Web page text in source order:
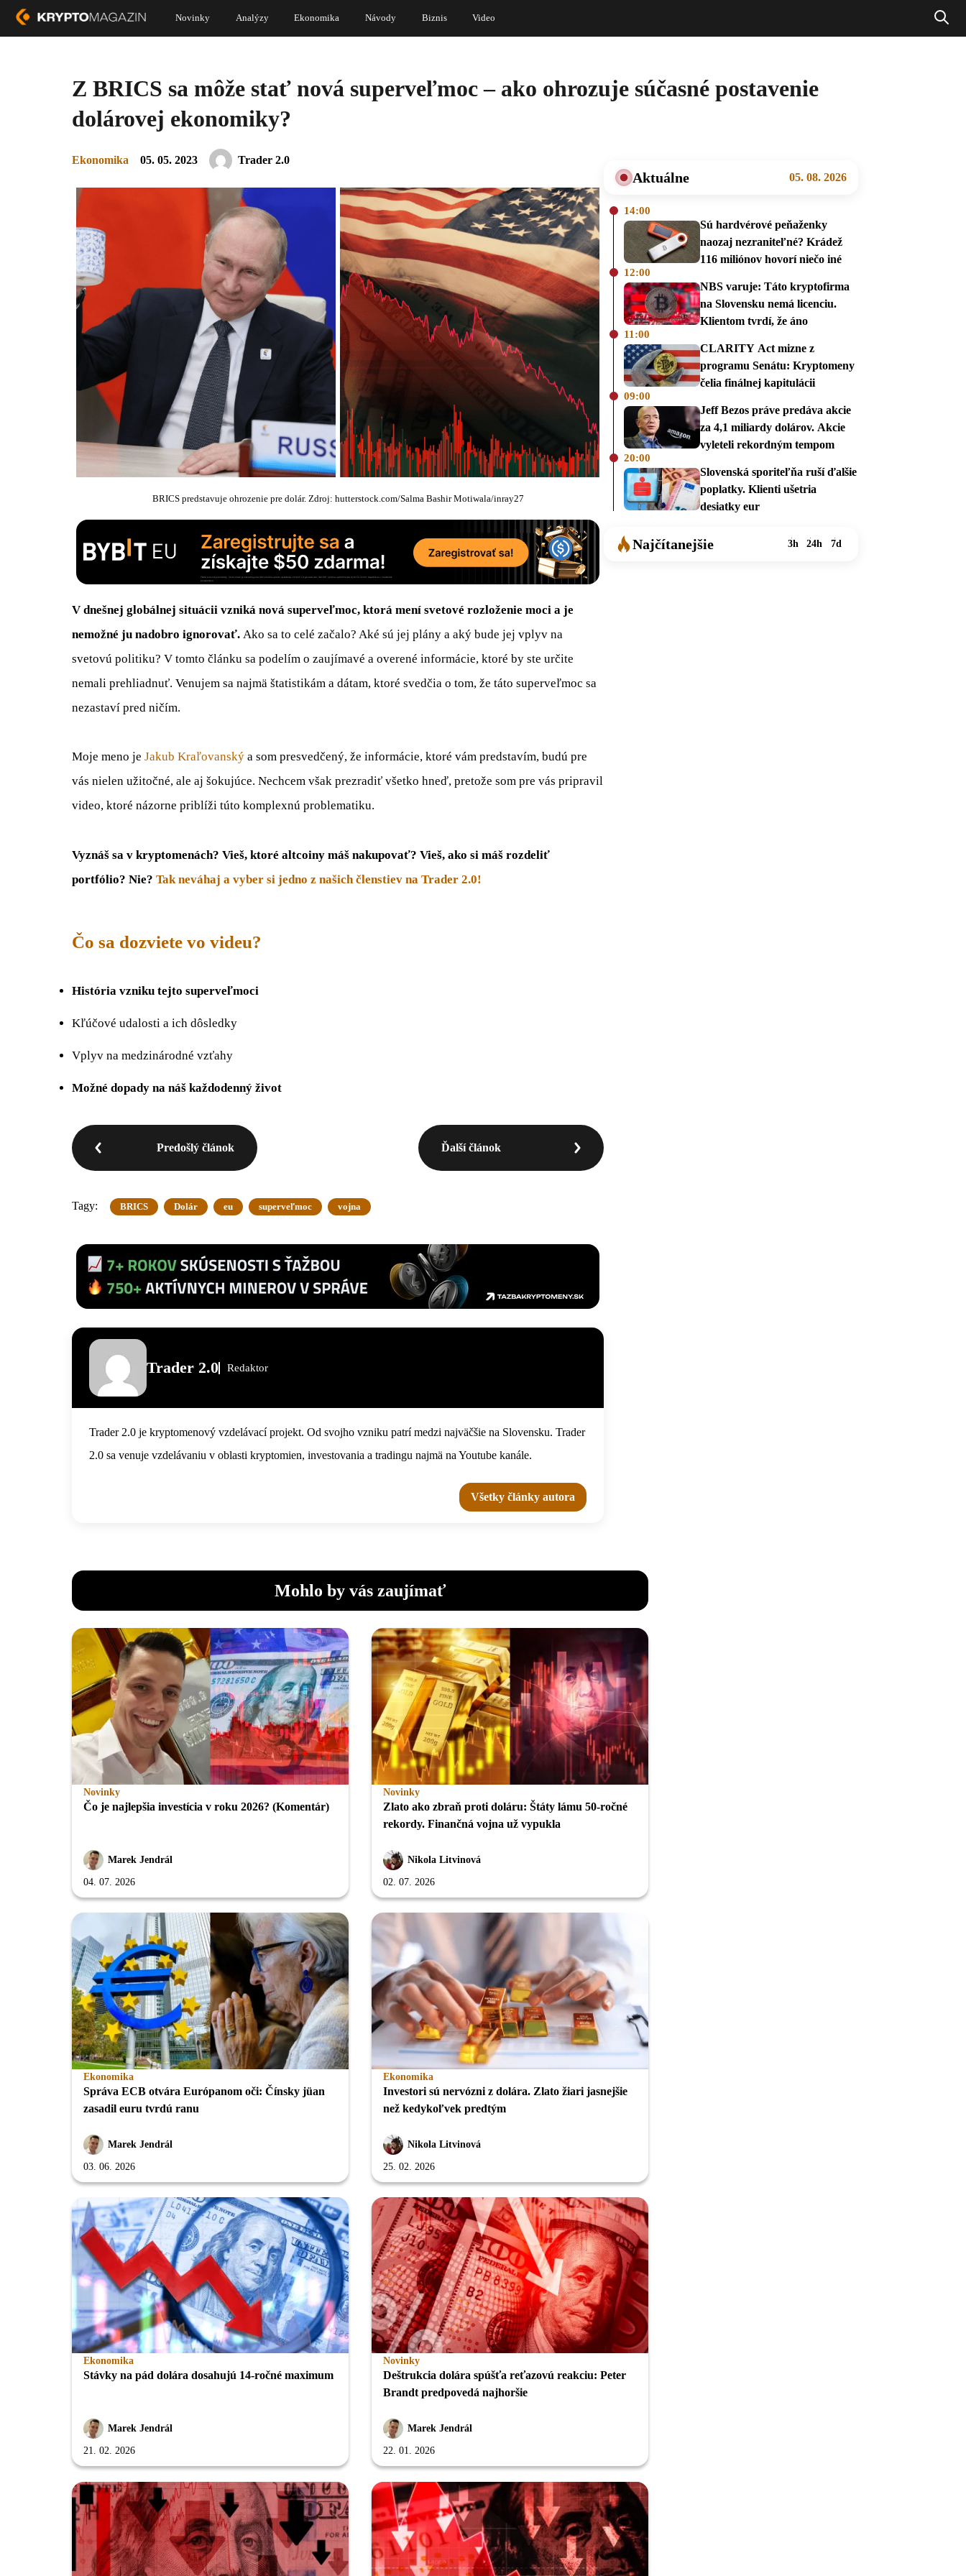
Novinky Analýzy Ekonomika Návody Biznis Video
Z BRICS sa môže stať nová superveľmoc – ako ohrozuje súčasné postavenie
dolárovej ekonomiky?
Ekonomika 05. 05. 2023 Trader 2.0
BRICS predstavuje ohrozenie pre dolár. Zdroj: hutterstock.com/Salma Bashir Motiwala/inray27
V dnešnej globálnej situácii vzniká nová superveľmoc, ktorá mení svetové rozloženie moci a je
nemožné ju nadobro ignorovať. Ako sa to celé začalo? Aké sú jej plány a aký bude jej vplyv na
svetovú politiku? V tomto článku sa podelím o zaujímavé a overené informácie, ktoré by ste určite
nemali prehliadnuť. Venujem sa najmä štatistikám a dátam, ktoré svedčia o tom, že táto superveľmoc sa
nezastaví pred ničím.
Moje meno je Jakub Kraľovanský a som presvedčený, že informácie, ktoré vám predstavím, budú pre
vás nielen užitočné, ale aj šokujúce. Nechcem však prezradiť všetko hneď, pretože som pre vás pripravil
video, ktoré názorne priblíži túto komplexnú problematiku.
Vyznáš sa v kryptomenách? Vieš, ktoré altcoiny máš nakupovať? Vieš, ako si máš rozdeliť
portfólio? Nie? Tak neváhaj a vyber si jedno z našich členstiev na Trader 2.0!
Čo sa dozviete vo videu?
História vzniku tejto superveľmoci
Kľúčové udalosti a ich dôsledky
Vplyv na medzinárodné vzťahy
Možné dopady na náš každodenný život
Predošlý článok Ďalší článok
Tagy: BRICS Dolár eu superveľmoc vojna
Trader 2.0 Redaktor
Trader 2.0 je kryptomenový vzdelávací projekt. Od svojho vzniku patrí medzi najväčšie na Slovensku. Trader
2.0 sa venuje vzdelávaniu v oblasti kryptomien, investovania a tradingu najmä na Youtube kanále.
Všetky články autora
Aktuálne 05. 08. 2026
14:00
Sú hardvérové peňaženky
naozaj nezraniteľné? Krádež
116 miliónov hovorí niečo iné
12:00
NBS varuje: Táto kryptofirma
na Slovensku nemá licenciu.
Klientom tvrdí, že áno
11:00
CLARITY Act mizne z
programu Senátu: Kryptomeny
čelia finálnej kapitulácii
09:00
Jeff Bezos práve predáva akcie
za 4,1 miliardy dolárov. Akcie
vyleteli rekordným tempom
20:00
Slovenská sporiteľňa ruší ďalšie
poplatky. Klienti ušetria
desiatky eur
Najčítanejšie 3h 24h 7d
Mohlo by vás zaujímať
Novinky
Čo je najlepšia investícia v roku 2026? (Komentár)
Marek Jendrál
04. 07. 2026
Novinky
Zlato ako zbraň proti doláru: Štáty lámu 50-ročné
rekordy. Finančná vojna už vypukla
Nikola Litvinová
02. 07. 2026
Ekonomika
Správa ECB otvára Európanom oči: Čínsky jüan
zasadil euru tvrdú ranu
Marek Jendrál
03. 06. 2026
Ekonomika
Investori sú nervózni z dolára. Zlato žiari jasnejšie
než kedykoľvek predtým
Nikola Litvinová
25. 02. 2026
Ekonomika
Stávky na pád dolára dosahujú 14-ročné maximum
Marek Jendrál
21. 02. 2026
Novinky
Deštrukcia dolára spúšťa reťazovú reakciu: Peter
Brandt predpovedá najhoršie
Marek Jendrál
22. 01. 2026